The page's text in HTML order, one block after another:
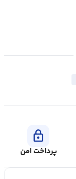
lock
پرداخت امن